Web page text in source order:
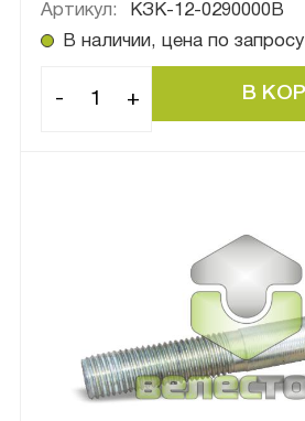
Артикул:
КЗК-12-0290000B
В наличии, цена по запросу
- +